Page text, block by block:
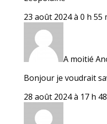
23 août 2024 à 0 h 55
A moitié
Bonjour je voudrait
28 août 2024 à 17 h